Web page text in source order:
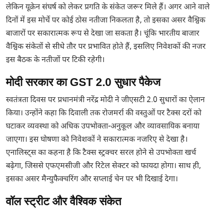
लेकिन यूक्रेन संघर्ष को लेकर प्रगति के संकेत जरूर मिले हैं। अगर आने वाले
दिनों में इस मोर्चे पर कोई ठोस नतीजा निकलता है, तो इसका असर वैश्विक
बाजारों पर सकारात्मक रूप से देखा जा सकता है। चूंकि भारतीय बाजार
वैश्विक संकेतों से सीधे तौर पर प्रभावित होते हैं, इसलिए निवेशकों की नजर
इस बैठक के नतीजों पर टिकी रहेगी।
मोदी सरकार का GST 2.0 सुधार पैकेज
स्वतंत्रता दिवस पर प्रधानमंत्री नरेंद्र मोदी ने जीएसटी 2.0 सुधारों का ऐलान
किया। उन्होंने कहा कि दिवाली तक रोजमर्रा की वस्तुओं पर टैक्स दरों को
घटाकर व्यवस्था को अधिक उपभोक्ता-अनुकूल और व्यावसायिक बनाया
जाएगा। इस घोषणा को निवेशकों ने सकारात्मक नजरिए से देखा है।
एनालिस्ट्स का कहना है कि टैक्स स्ट्रक्चर सरल होने से उपभोक्ता खर्च
बढ़ेगा, जिससे एफएमसीजी और रिटेल सेक्टर को फायदा होगा। साथ ही,
इसका असर मैन्युफैक्चरिंग और सप्लाई चेन पर भी दिखाई देगा।
वॉल स्ट्रीट और वैश्विक संकेत